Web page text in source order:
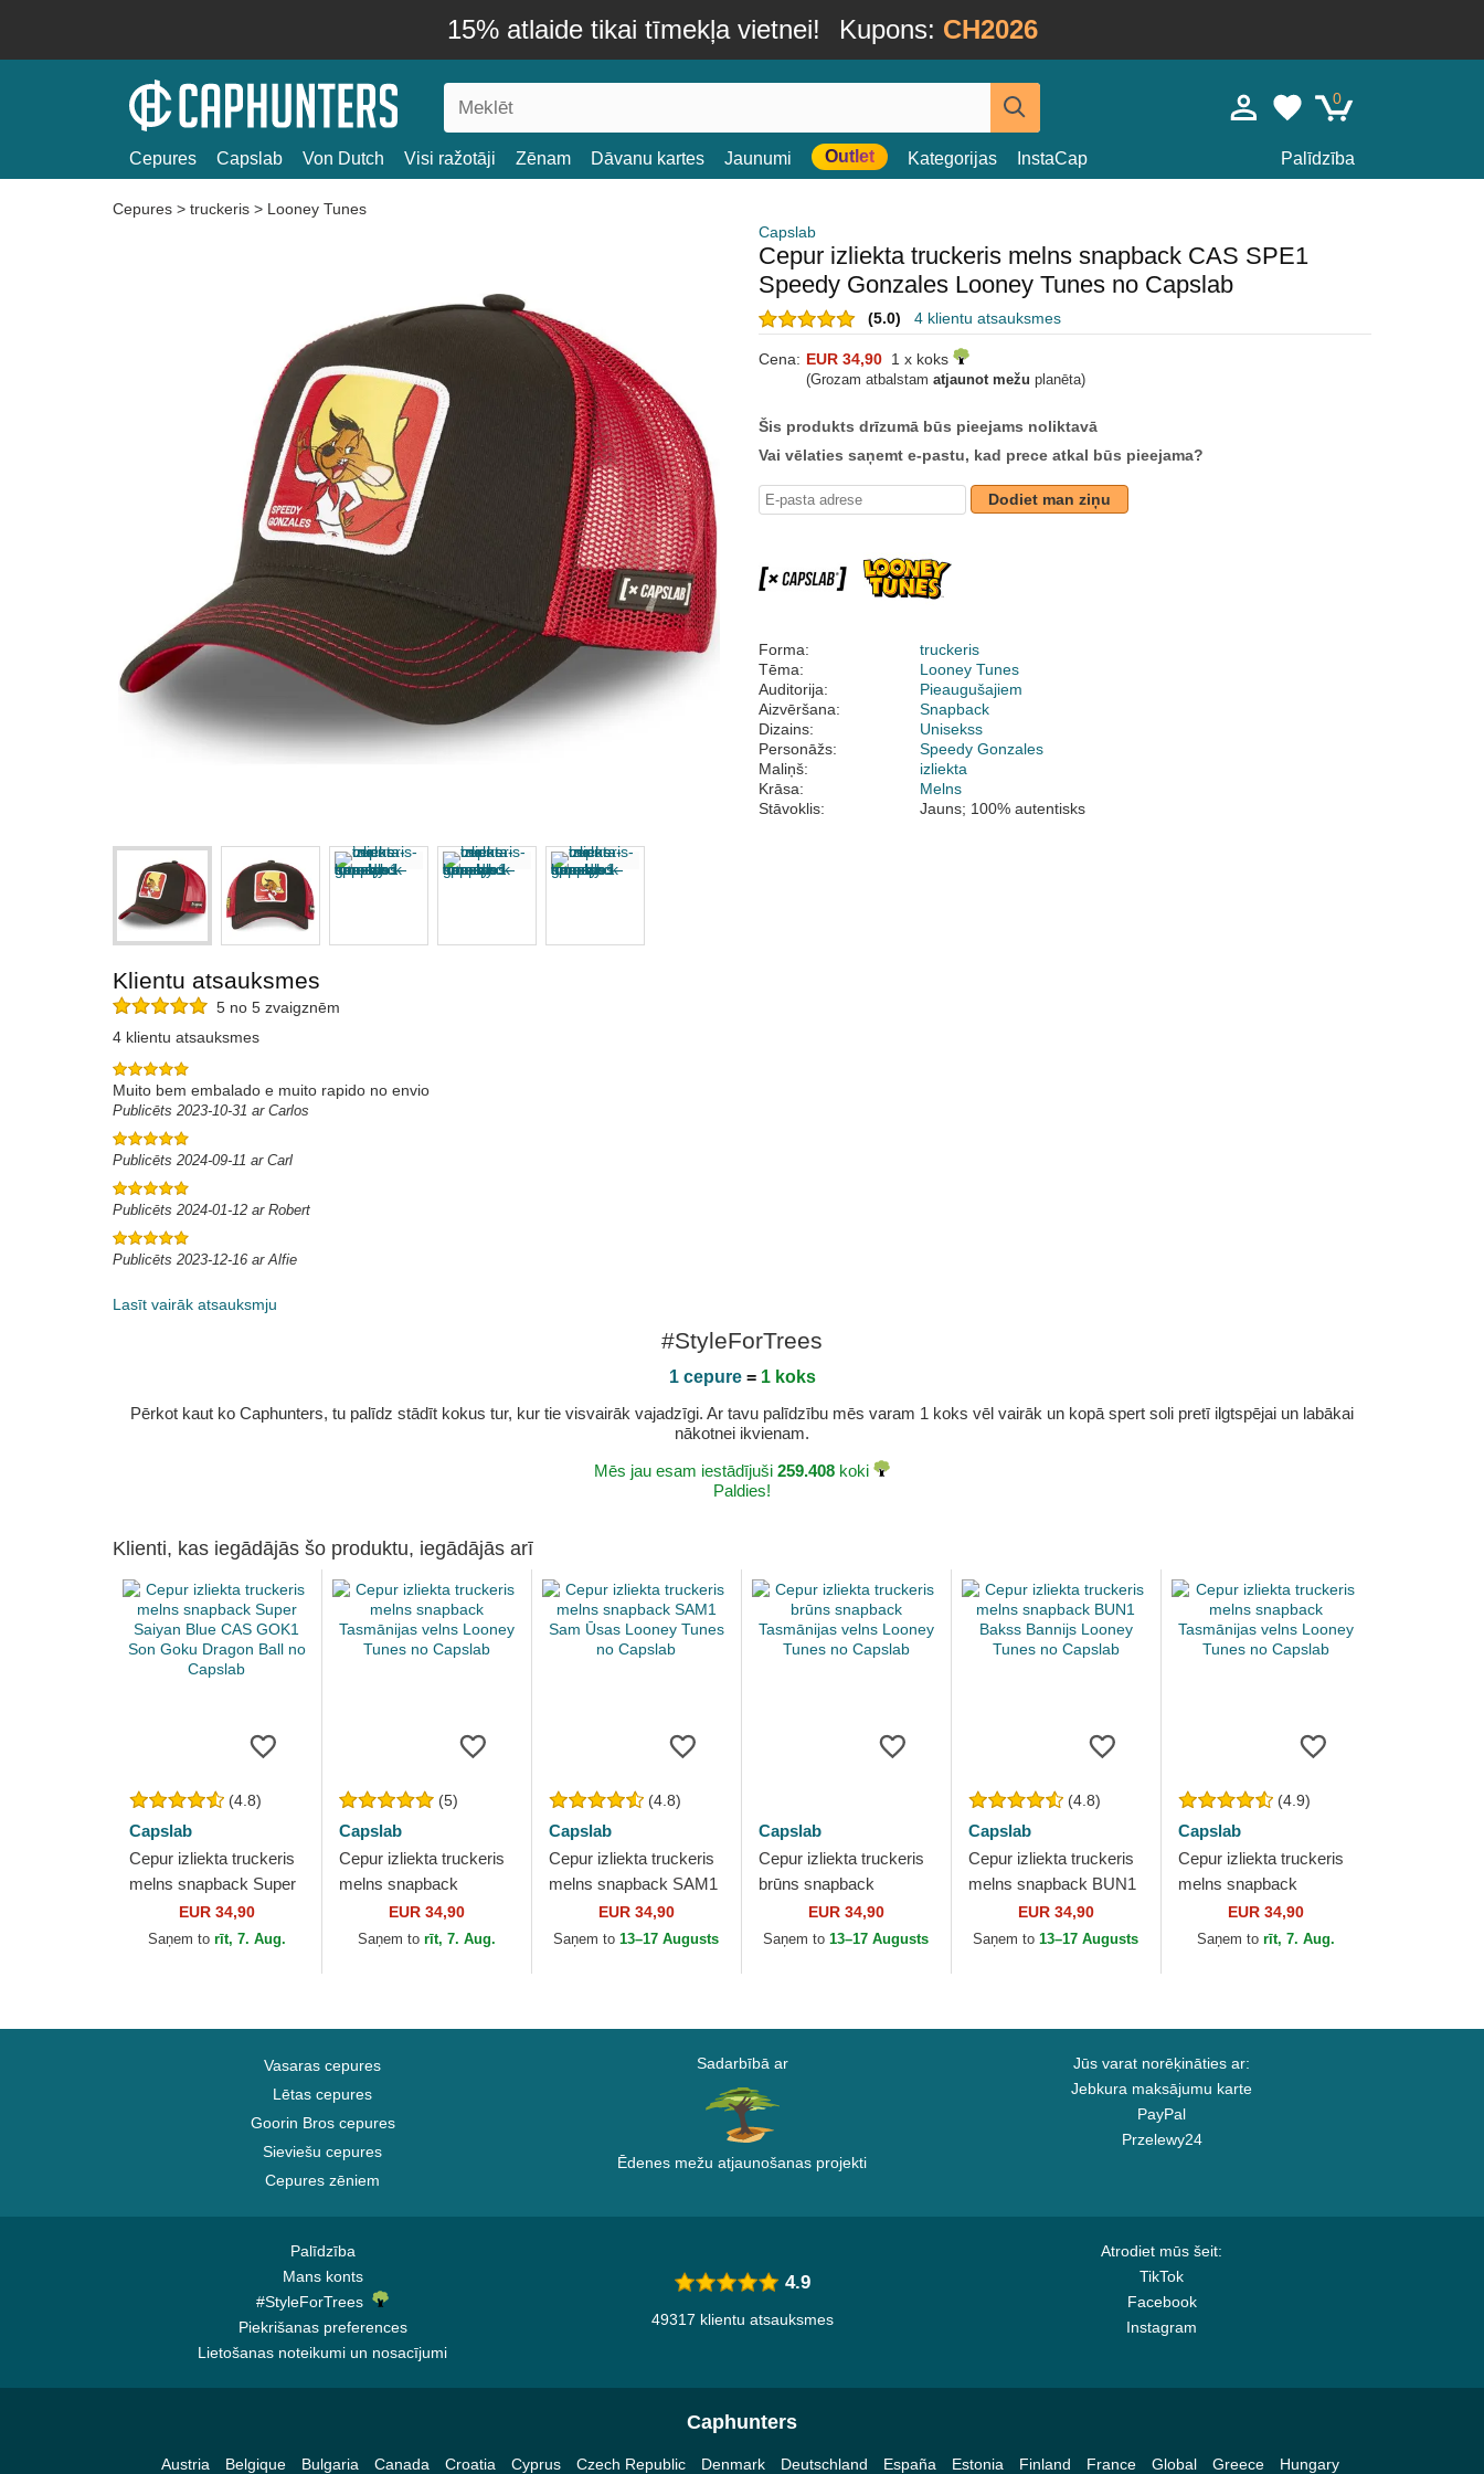
15% atlaide tikai tīmekļa vietnei! Kupons: CH2026
0
Cepures Capslab Von Dutch Visi ražotāji Zēnam Dāvanu kartes Jaunumi Outlet Kategorijas InstaCap Palīdzība
Cepures > truckeris > Looney Tunes
Capslab
Cepur izliekta truckeris melns snapback CAS SPE1
Speedy Gonzales Looney Tunes no Capslab
(5.0) 4 klientu atsauksmes
Cena: EUR 34,90 1 x koks
(Grozam atbalstam atjaunot mežu planēta)
Šis produkts drīzumā būs pieejams noliktavā
Vai vēlaties saņemt e-pastu, kad prece atkal būs pieejama?
Dodiet man ziņu
Forma:
truckeris
Tēma:
Looney Tunes
Auditorija:
Pieaugušajiem
Aizvēršana:
Snapback
Dizains:
Unisekss
Personāžs:
Speedy Gonzales
Maliņš:
izliekta
Krāsa:
Melns
Stāvoklis:
Jauns; 100% autentisks
Klientu atsauksmes
5 no 5 zvaigznēm
4 klientu atsauksmes
Muito bem embalado e muito rapido no envio
Publicēts 2023-10-31 ar Carlos
Publicēts 2024-09-11 ar Carl
Publicēts 2024-01-12 ar Robert
Publicēts 2023-12-16 ar Alfie
Lasīt vairāk atsauksmju
#StyleForTrees
1 cepure= 1 koks
Pērkot kaut ko Caphunters, tu palīdz stādīt kokus tur, kur tie visvairāk vajadzīgi. Ar tavu palīdzību mēs varam 1 koks vēl vairāk un kopā spert soli pretī ilgtspējai un labākai
nākotnei ikvienam.
Mēs jau esam iestādījuši 259.408 koki
Paldies!
Klienti, kas iegādājās šo produktu, iegādājās arī
(4.8)
Capslab
Cepur izliekta truckeris
melns snapback Super
Saiyan Blue CAS GOK1
Son Goku Dragon Ball
EUR 34,90
Saņem to rīt, 7. Aug.
(5)
Capslab
Cepur izliekta truckeris
melns snapback
Tasmānijas velns
Looney Tunes no
EUR 34,90
Saņem to rīt, 7. Aug.
(4.8)
Capslab
Cepur izliekta truckeris
melns snapback SAM1
Sam Ūsas Looney
Tunes no Capslab
EUR 34,90
Saņem to13–17 Augusts
Capslab
Cepur izliekta truckeris
brūns snapback
Tasmānijas velns
Looney Tunes no
EUR 34,90
Saņem to13–17 Augusts
(4.8)
Capslab
Cepur izliekta truckeris
melns snapback BUN1
Bakss Bannijs Looney
Tunes no Capslab
EUR 34,90
Saņem to13–17 Augusts
(4.9)
Capslab
Cepur izliekta truckeris
melns snapback
Tasmānijas velns
Looney Tunes no
EUR 34,90
Saņem torīt, 7. Aug.
Vasaras cepures
Lētas cepures
Goorin Bros cepures
Sieviešu cepures
Cepures zēniem
Sadarbībā ar
Ēdenes mežu atjaunošanas projekti
Jūs varat norēķināties ar:
Jebkura maksājumu karte
PayPal
Przelewy24
Palīdzība
Mans konts
#StyleForTrees
Piekrišanas preferences
Lietošanas noteikumi un nosacījumi
Atrodiet mūs šeit:
TikTok
Facebook
Instagram
4.9
49317 klientu atsauksmes
Caphunters
Austria Belgique Bulgaria Canada Croatia Cyprus Czech Republic Denmark Deutschland España Estonia Finland France Global Greece Hungary